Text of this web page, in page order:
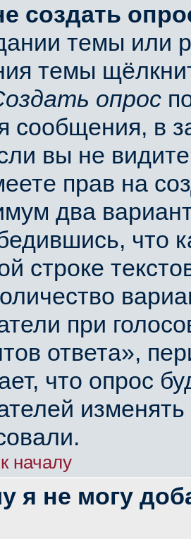
создать
темы или
темы
опрос
сообщения, в
вы не
прав на
два
что
строке
при
ответа»,
что опрос
началу
я не могу